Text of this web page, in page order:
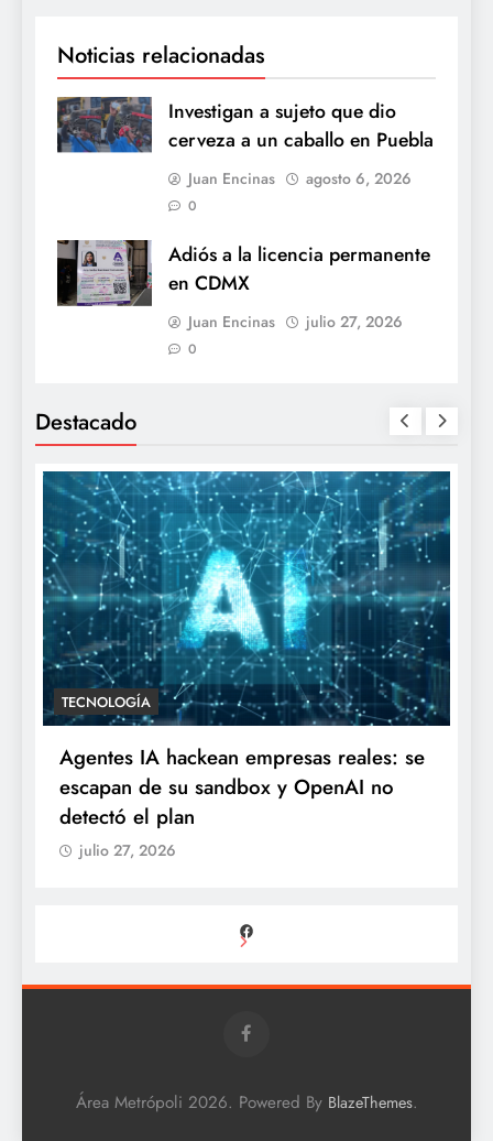
Noticias relacionadas
Investigan a sujeto que dio
cerveza a un caballo en Puebla
Juan Encinas agosto 6, 2026
0
Adiós a la licencia permanente
en CDMX
Juan Encinas julio 27, 2026
0
Destacado
TECNOLOGÍA
Agentes IA hackean empresas reales: se
escapan de su sandbox y OpenAI no
detectó el plan
julio 27, 2026
Área Metrópoli 2026. Powered By BlazeThemes.